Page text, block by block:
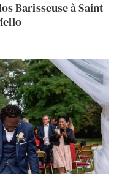
Barisseuse à Saint